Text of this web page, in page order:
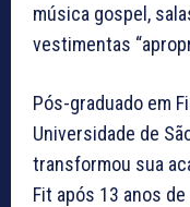
música gospel,
vestimentas
Pós-graduado em
Universidade de
transformou sua
Fit após 13 anos